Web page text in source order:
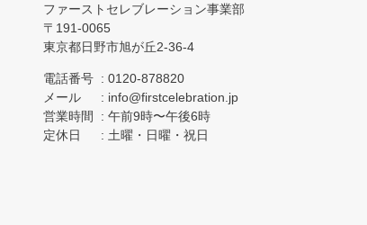
ファーストセレブレーション事業部
191-0065
東京都日野市旭が丘2-36-4
電話番号
0120-878820
メール
info@firstcelebration.jp
営業時間
午前9時〜午後6時
定休日
土曜・日曜・祝日